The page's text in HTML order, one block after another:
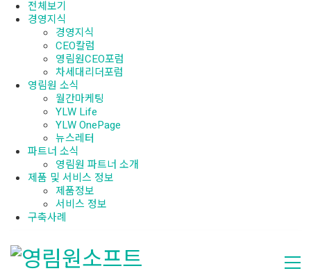
전체보기
경영지식
경영지식
CEO칼럼
영림원CEO포럼
차세대리더포럼
영림원 소식
월간마케팅
YLW Life
YLW OnePage
뉴스레터
파트너 소식
영림원 파트너 소개
제품 및 서비스 정보
제품정보
서비스 정보
구축사례